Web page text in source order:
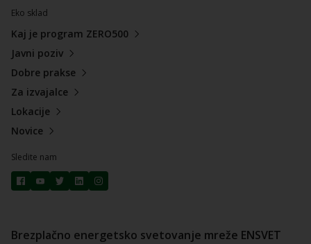
Eko sklad
Kaj je program ZERO500
Javni poziv
Dobre prakse
Za izvajalce
Lokacije
Novice
Sledite nam
Brezplačno energetsko svetovanje mreže ENSVET